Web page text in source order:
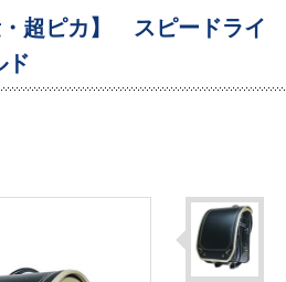
・超ピカ】 スピードライ
ド